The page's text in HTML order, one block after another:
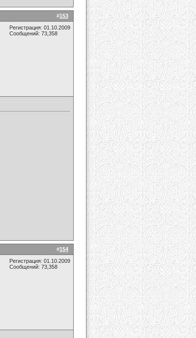
#153
Регистрация: 01.10.2009
Сообщений: 73,358
#154
Регистрация: 01.10.2009
Сообщений: 73,358